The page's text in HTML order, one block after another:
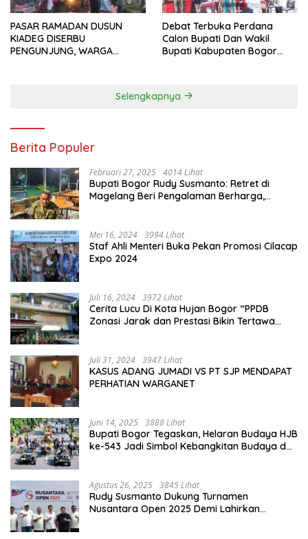
PASAR RAMADAN DUSUN
KIADEG DISERBU
PENGUNJUNG, WARGA
Debat Terbuka Perdana
Calon Bupati Dan Wakil
Bupati Kabupaten Bogor
Selengkapnya
Berita Populer
Februari 27, 2025 4014 Lihat
Bupati Bogor Rudy Susmanto: Retret di
Magelang Beri Pengalaman Berharga,
Mei 16, 2024 3994 Lihat
Staf Ahli Menteri Buka Pekan Promosi Cilacap
Expo 2024
Juli 16, 2024 3972 Lihat
Cerita Lucu Di Kota Hujan Bogor “PPDB
Zonasi Jarak dan Prestasi Bikin Tertawa
Juli 31, 2024 3947 Lihat
KASUS ADANG JUMADI VS PT SJP MENDAPAT
PERHATIAN WARGANET
Juni 14, 2025 3888 Lihat
Bupati Bogor Tegaskan, Helaran Budaya HJB
ke-543 Jadi Simbol Kebangkitan Budaya dan
Agustus 26, 2025 3845 Lihat
Rudy Susmanto Dukung Turnamen
Nusantara Open 2025 Demi Lahirkan